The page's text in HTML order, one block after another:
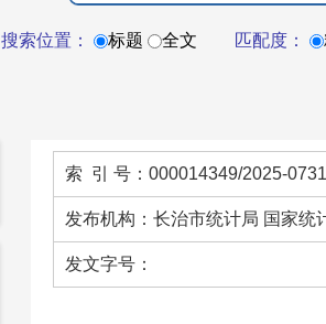
搜索位置： 标题 全文 匹配度：
索 引 号：000014349/2025-
发布机构：长治市统计局 国家统
发文字号：